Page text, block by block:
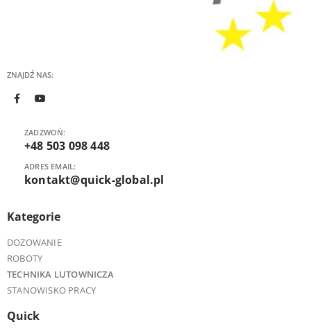
ZNAJDŹ NAS:
ZADZWOŃ:
+48 503 098 448
ADRES EMAIL:
kontakt@quick-global.pl
Kategorie
DOZOWANIE
ROBOTY
TECHNIKA LUTOWNICZA
STANOWISKO PRACY
Quick